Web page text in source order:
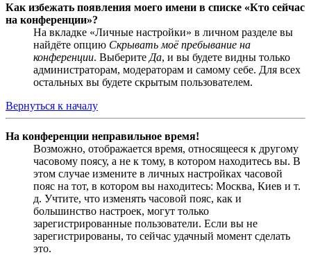
Как избежать появления моего имени в списке «Кто сейчас
на конференции»?
На вкладке «Личные настройки» в личном разделе вы
найдёте опцию Скрывать моё пребывание на
конференции. Выберите Да, и вы будете видны только
администраторам, модераторам и самому себе. Для всех
остальных вы будете скрытым пользователем.
Вернуться к началу
На конференции неправильное время!
Возможно, отображается время, относящееся к другому
часовому поясу, а не к тому, в котором находитесь вы. В
этом случае измените в личных настройках часовой
пояс на тот, в котором вы находитесь: Москва, Киев и т.
д. Учтите, что изменять часовой пояс, как и
большинство настроек, могут только
зарегистрированные пользователи. Если вы не
зарегистрированы, то сейчас удачный момент сделать
это.